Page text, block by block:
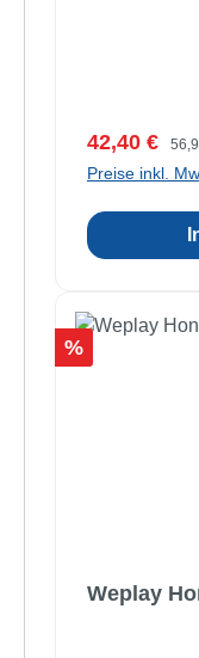
42,40 €
Preise inkl.
Rabatt
%
Weplay